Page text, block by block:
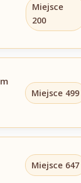
Miejsce
200
Miejsce 499
Miejsce 647